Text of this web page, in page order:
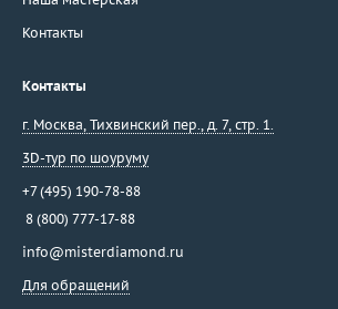
Контакты
Контакты
г. Москва Тихвинский пер., д. 7, стр. 1.
3D-тур по шоуруму
+7 (495) 190-78-88
8 (800) 777-17-88
info@misterdiamond.ru
Для обращений